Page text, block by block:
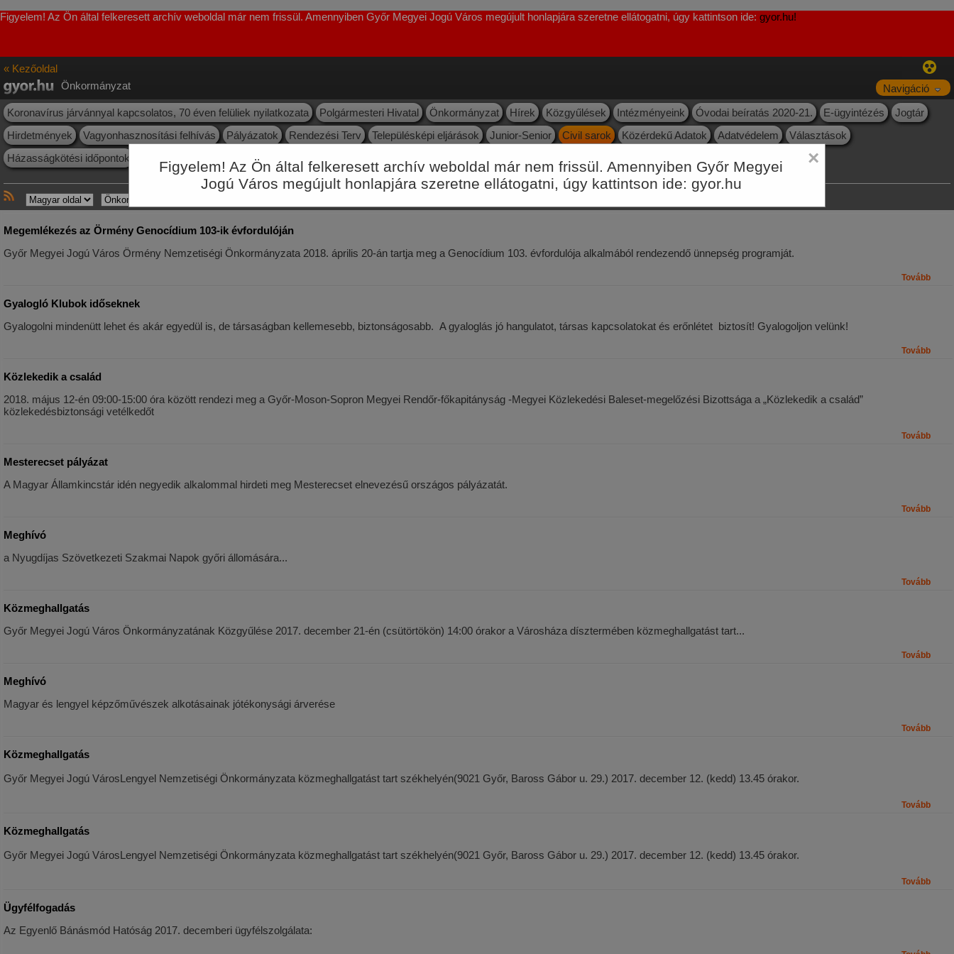
×
Figyelem! Az Ön által felkeresett archív weboldal már nem frissül. Amennyiben Győr Megyei
Jogú Város megújult honlapjára szeretne ellátogatni, úgy kattintson ide: gyor.hu
Figyelem! Az Ön által felkeresett archív weboldal már nem frissül. Amennyiben Győr Megyei Jogú Város megújult honlapjára szeretne ellátogatni, úgy kattintson ide: gyor.hu!
« Kezőoldal
Önkormányzat
Navigáció
Koronavírus járvánnyal kapcsolatos, 70 éven felüliek nyilatkozata
Polgármesteri Hivatal Önkormányzat Hírek Közgyűlések Intézményeink Óvodai beíratás 2020-21. E-ügyintézés
Jogtár
Hirdetmények
Vagyonhasznosítási felhívás Pályázatok Rendezési Terv Településképi eljárások Junior-Senior Civil sarok Közérdekű Adatok Adatvédelem
Választások
Házasságkötési időpontok
Nyilvántartások, névjegyzékek
Megemlékezés az Örmény Genocídium 103-ik évfordulóján
Győr Megyei Jogú Város Örmény Nemzetiségi Önkormányzata 2018. április 20-án tartja meg a Genocídium 103. évfordulója alkalmából rendezendő ünnepség programját.
Tovább
Gyalogló Klubok időseknek
Gyalogolni mindenütt lehet és akár egyedül is, de társaságban kellemesebb, biztonságosabb. A gyaloglás jó hangulatot, társas kapcsolatokat és erőnlétet biztosít! Gyalogoljon velünk!
Tovább
Közlekedik a család
2018. május 12-én 09:00-15:00 óra között rendezi meg a Győr-Moson-Sopron Megyei Rendőr-főkapitányság -Megyei Közlekedési Baleset-megelőzési Bizottsága a „Közlekedik a család”
közlekedésbiztonsági vetélkedőt
Tovább
Mesterecset pályázat
A Magyar Államkincstár idén negyedik alkalommal hirdeti meg Mesterecset elnevezésű országos pályázatát.
Tovább
Meghívó
a Nyugdíjas Szövetkezeti Szakmai Napok győri állomására...
Tovább
Közmeghallgatás
Győr Megyei Jogú Város Önkormányzatának Közgyűlése 2017. december 21-én (csütörtökön) 14:00 órakor a Városháza dísztermében közmeghallgatást tart...
Tovább
Meghívó
Magyar és lengyel képzőművészek alkotásainak jótékonysági árverése
Tovább
Közmeghallgatás
Győr Megyei Jogú VárosLengyel Nemzetiségi Önkormányzata közmeghallgatást tart székhelyén(9021 Győr, Baross Gábor u. 29.) 2017. december 12. (kedd) 13.45 órakor.
Tovább
Közmeghallgatás
Győr Megyei Jogú VárosLengyel Nemzetiségi Önkormányzata közmeghallgatást tart székhelyén(9021 Győr, Baross Gábor u. 29.) 2017. december 12. (kedd) 13.45 órakor.
Tovább
Ügyfélfogadás
Az Egyenlő Bánásmód Hatóság 2017. decemberi ügyfélszolgálata: